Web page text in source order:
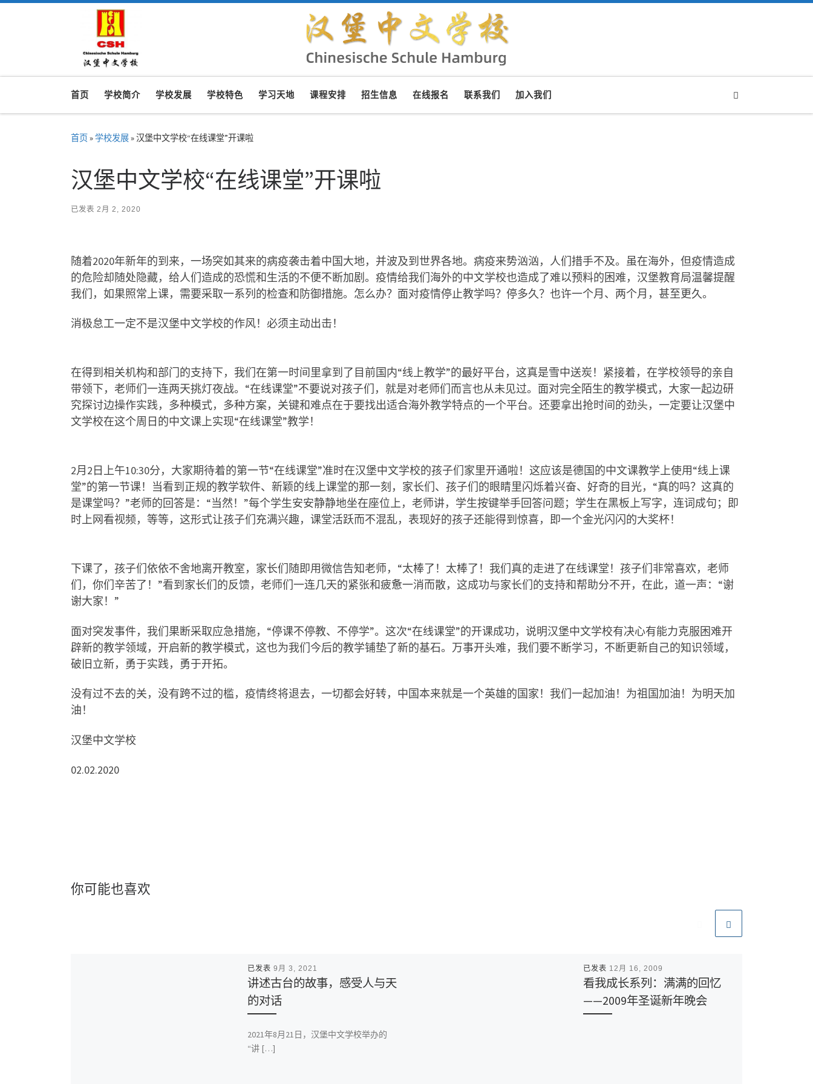
首页 学校简介 学校发展 学校特色 学习天地 课程安排 招生信息 在线报名 联系我们 加入我们
首页»学校发展»汉堡中文学校“在线课堂”开课啦
汉堡中文学校“在线课堂”开课啦
已发表 2月 2, 2020
随着2020年新年的到来，一场突如其来的病疫袭击着中国大地，并波及到世界各地。病疫来势汹汹，人们措手不及。虽在海外，但疫情造成
的危险却随处隐藏，给人们造成的恐慌和生活的不便不断加剧。疫情给我们海外的中文学校也造成了难以预料的困难，汉堡教育局温馨提醒
我们，如果照常上课，需要采取一系列的检查和防御措施。怎么办？面对疫情停止教学吗？停多久？也许一个月、两个月，甚至更久。
消极怠工一定不是汉堡中文学校的作风！必须主动出击！
在得到相关机构和部门的支持下，我们在第一时间里拿到了目前国内“线上教学”的最好平台，这真是雪中送炭！紧接着，在学校领导的亲自
带领下，老师们一连两天挑灯夜战。 “在线课堂”不要说对孩子们，就是对老师们而言也从未见过。面对完全陌生的教学模式，大家一起边研
究探讨边操作实践，多种模式，多种方案，关键和难点在于要找出适合海外教学特点的一个平台。还要拿出抢时间的劲头，一定要让汉堡中
文学校在这个周日的中文课上实现“在线课堂”教学！
2月 2日上午10:30分，大家期待着的第一节“在线课堂”准时在汉堡中文学校的孩子们家里开通啦！这应该是德国的中文课教学上使用“线上课
堂”的第一节课！当看到正规的教学软件、新颖的线上课堂的那一刻，家长们、孩子们的眼睛里闪烁着兴奋、好奇的目光， “真的吗？这真的
是课堂吗？ ”老师的回答是： “当然！ ”每个学生安安静静地坐在座位上，老师讲，学生按键举手回答问题；学生在黑板上写字，连词成句；即
时上网看视频，等等，这形式让孩子们充满兴趣，课堂活跃而不混乱，表现好的孩子还能得到惊喜，即一个金光闪闪的大奖杯！
下课了，孩子们依依不舍地离开教室，家长们随即用微信告知老师， “太棒了！太棒了！我们真的走进了在线课堂！孩子们非常喜欢，老师
们，你们辛苦了！ ”看到家长们的反馈，老师们一连几天的紧张和疲惫一消而散，这成功与家长们的支持和帮助分不开，在此，道一声： “谢
谢大家！ ”
面对突发事件，我们果断采取应急措施， “停课不停教、不停学”。这次“在线课堂”的开课成功，说明汉堡中文学校有决心有能力克服困难开
辟新的教学领域，开启新的教学模式，这也为我们今后的教学铺垫了新的基石。万事开头难，我们要不断学习，不断更新自己的知识领域，
破旧立新，勇于实践，勇于开拓。
没有过不去的关，没有跨不过的槛，疫情终将退去，一切都会好转，中国本来就是一个英雄的国家！我们一起加油！为祖国加油！为明天加
油！
汉堡中文学校
02.02.2020
你可能也喜欢
已发表 9月 3, 2021
讲述古台的故事，感受人与天
的对话
2021年8月21日，汉堡中文学校举办的
“讲 […]
已发表 12月 16, 2009
看我成长系列：满满的回忆
——2009年圣诞新年晚会